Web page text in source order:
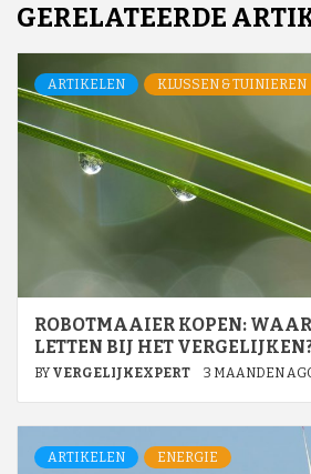
GERELATEERDE
ARTIKELEN KLUSSEN & TUINIEREN
ROBOTMAAIER KOPEN: WAAR
LETTEN BIJ HET
BY VERGELIJKEXPERT 3 MAANDEN
ARTIKELEN ENERGIE